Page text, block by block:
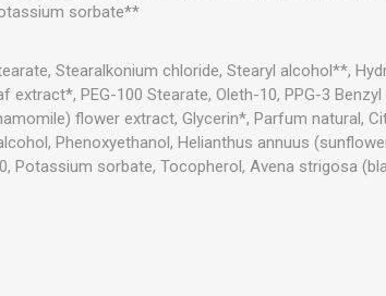
sorbate**
Stearalkonium chloride, Stearyl alcohol**,
PEG-100 Stearate, Oleth-10, PPG-3
flower extract, Glycerin*, Parfum natural,
Phenoxyethanol, Helianthus annuus
Potassium sorbate, Tocopherol, Avena strigosa